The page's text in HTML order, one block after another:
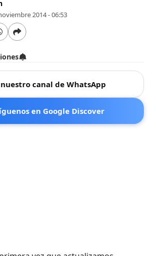
2014 - 06:53
canal de WhatsApp
en Google Discover